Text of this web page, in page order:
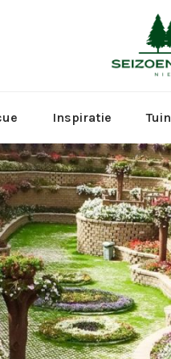
Inspiratie Tuin